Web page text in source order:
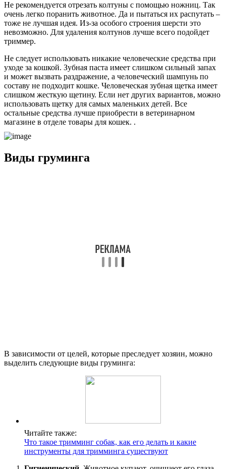
Не рекомендуется отрезать колтуны с помощью ножниц. Так
очень легко поранить животное. Да и пытаться их распутать –
тоже не лучшая идея. Из-за особого строения шерсти это
невозможно. Для удаления колтунов лучше всего подойдет
триммер.
Не следует использовать никакие человеческие средства при
уходе за кошкой. Зубная паста имеет слишком сильный запах
и может вызвать раздражение, а человеческий шампунь по
составу не подходит кошке. Человеческая зубная щетка имеет
слишком жесткую щетину. Если нет других вариантов, можно
использовать щетку для самых маленьких детей. Все
остальные средства лучше приобрести в ветеринарном
магазине в отделе товары для кошек. .
Виды груминга
В зависимости от целей, которые преследует хозяин, можно
выделить следующие виды груминга:
Читайте также:
Что такое тримминг собак, как его делать и какие
инструменты для тримминга существуют